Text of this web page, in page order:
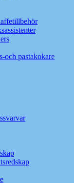
och pastakokare